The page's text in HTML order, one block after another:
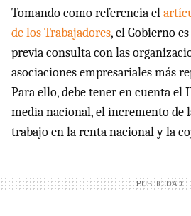
Tomando como referencia el
de los Trabajadores, el Gobierno
previa consulta con las
asociaciones empresariales más
Para ello, debe tener en cuenta el
media nacional, el incremento de
trabajo en la renta nacional y la